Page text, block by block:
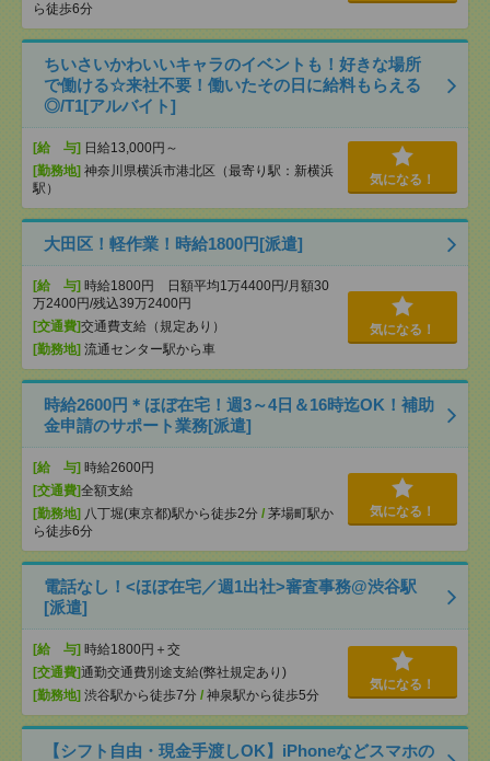
ら徒歩6分
ちいさいかわいいキャラのイベントも！好きな場所
で働ける☆来社不要！働いたその日に給料もらえる
◎/T1[アルバイト]
[給 与] 日給13,000円～
[勤務地] 神奈川県横浜市港北区（最寄り駅：新横浜
駅）
気になる！
大田区！軽作業！時給1800円[派遣]
[給 与] 時給1800円 日額平均1万4400円/月額30
万2400円/残込39万2400円
[交通費]交通費支給（規定あり）
[勤務地] 流通センター駅から車
気になる！
時給2600円＊ほぼ在宅！週3～4日＆16時迄OK！補助
金申請のサポート業務[派遣]
[給 与] 時給2600円
[交通費]全額支給
[勤務地] 八丁堀(東京都)駅から徒歩2分 / 茅場町駅か
ら徒歩6分
気になる！
電話なし！<ほぼ在宅／週1出社>審査事務@渋谷駅
[派遣]
[給 与] 時給1800円＋交
[交通費]通勤交通費別途支給(弊社規定あり)
[勤務地] 渋谷駅から徒歩7分 / 神泉駅から徒歩5分
気になる！
【シフト自由・現金手渡しOK】iPhoneなどスマホの